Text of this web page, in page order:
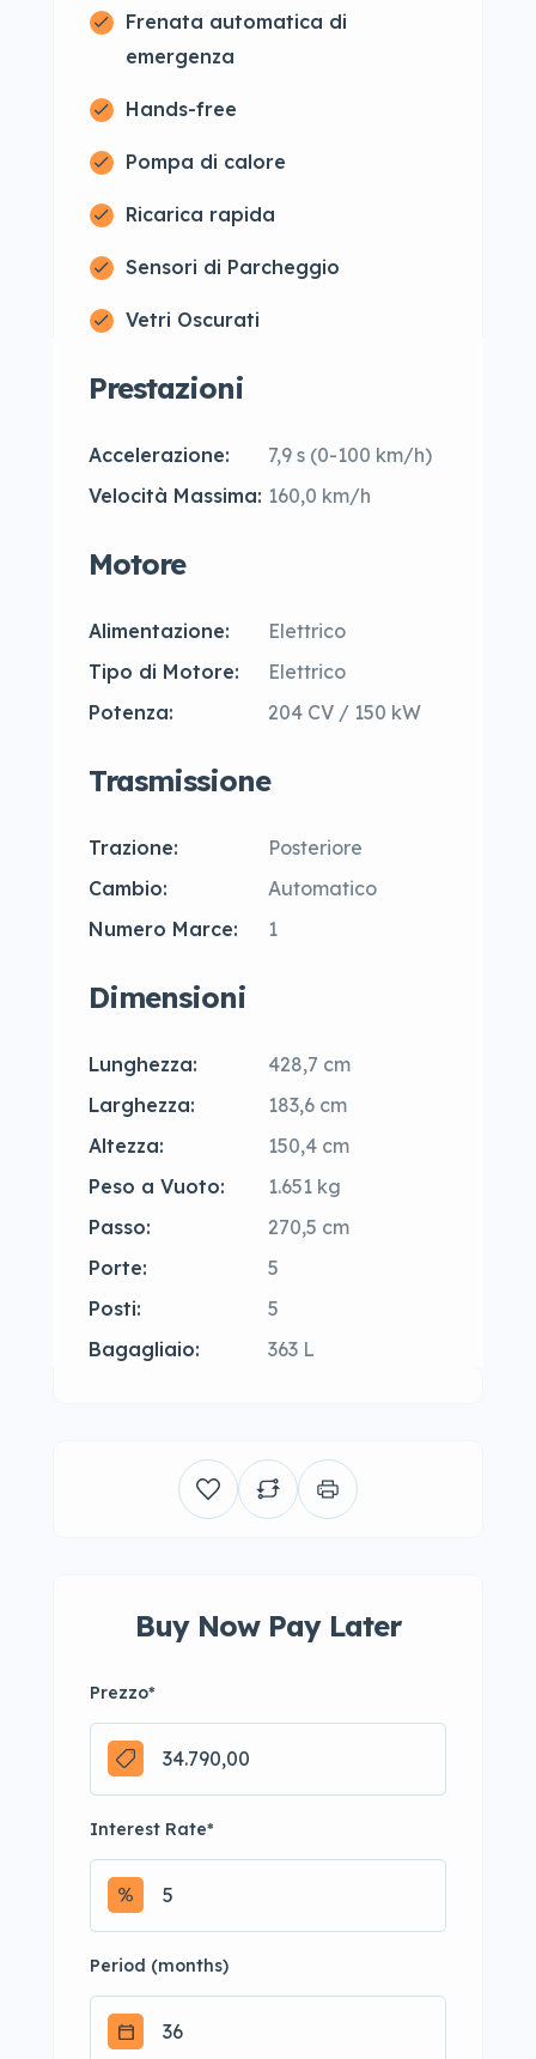
Frenata automatica di
emergenza
Hands-free
Pompa di calore
Ricarica rapida
Sensori di Parcheggio
Vetri Oscurati
Prestazioni
Accelerazione:
7,9 s (0-100 km/h)
Velocità Massima: 160,0 km/h
Motore
Alimentazione:
Elettrico
Tipo di Motore:
Elettrico
Potenza:
204 CV / 150 kW
Trasmissione
Trazione:
Posteriore
Cambio:
Automatico
Numero Marce:
1
Dimensioni
Lunghezza:
428,7 cm
Larghezza:
183,6 cm
Altezza:
150,4 cm
Peso a Vuoto:
1.651 kg
Passo:
270,5 cm
Porte:
5
Posti:
5
Bagagliaio:
363 L
Buy Now Pay Later
Prezzo*
Interest Rate*
Period (months)